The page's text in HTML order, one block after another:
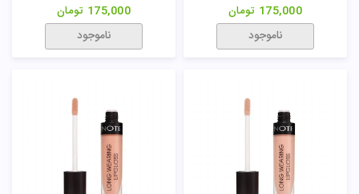
175,000 تومان
ناموجود
175,000 تومان
ناموجود